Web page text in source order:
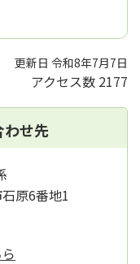
更新日 令和8年7月7日
アクセス数 2177
わせ先
原6番地1